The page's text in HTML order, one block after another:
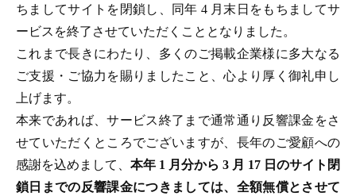
ちましてサイトを閉鎖し、同年 4 月末日をもちましてサ
ービスを終了させていただくこととなりました。
これまで長きにわたり、多くのご掲載企業様に多大なる
ご支援・ご協力を賜りましたこと、心より厚く御礼申し
上げます。
本来であれば、サービス終了まで通常通り反響課金をさ
せていただくところでございますが、長年のご愛顧への
感謝を込めまして、 本年 1 月分から 3 月 17 日のサイト閉
鎖日までの反響課金につきましては、全額無償とさせて